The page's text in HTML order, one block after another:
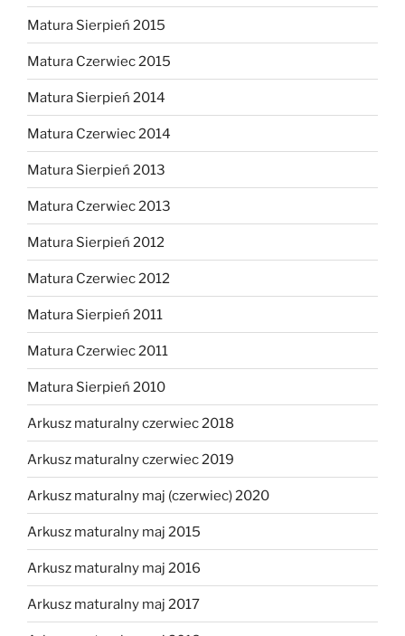
Matura Sierpień 2015
Matura Czerwiec 2015
Matura Sierpień 2014
Matura Czerwiec 2014
Matura Sierpień 2013
Matura Czerwiec 2013
Matura Sierpień 2012
Matura Czerwiec 2012
Matura Sierpień 2011
Matura Czerwiec 2011
Matura Sierpień 2010
Arkusz maturalny czerwiec 2018
Arkusz maturalny czerwiec 2019
Arkusz maturalny maj (czerwiec) 2020
Arkusz maturalny maj 2015
Arkusz maturalny maj 2016
Arkusz maturalny maj 2017